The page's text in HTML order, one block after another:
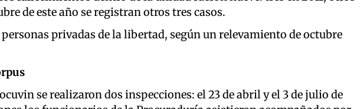
de este año se registran otros tres casos.
privadas de la libertad, según un relevamiento de octubre
se realizaron dos inspecciones: el 23 de abril y el 3 de julio de